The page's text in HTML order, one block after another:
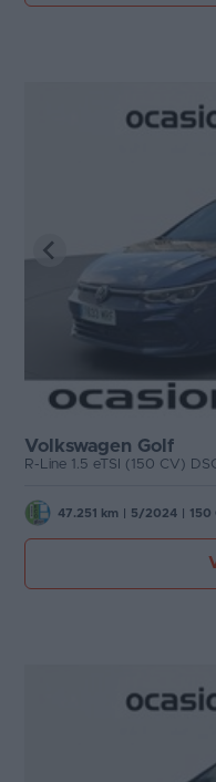
Volkswagen Golf
R-Line 1.5 eTSI (150 CV)
47.251 km 5/2024 150